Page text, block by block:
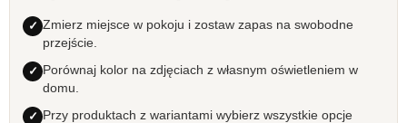
Zmierz miejsce w pokoju i zostaw zapas na swobodne
przejście.
Porównaj kolor na zdjęciach z własnym oświetleniem w
domu.
Przy produktach z wariantami wybierz wszystkie opcje